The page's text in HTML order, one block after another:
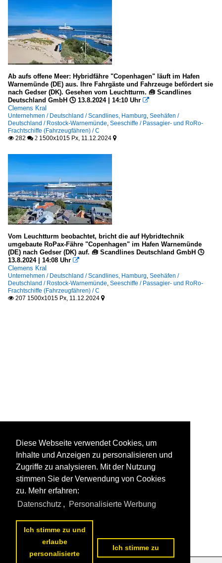
Ab aufs offene Meer: Hybridfähre "Copenhagen" läuft im Hafen
Warnemünde (DE) aus. Ihre Fahrgäste und Fahrzeuge befördert sie
nach Gedser (DK). Gesehen vom Leuchtturm. 🧰 Scandlines
Deutschland GmbH 🕓 13.8.2024 | 14:10 Uhr 
Clemens Kral
Unternehmen / Deutschland / Scandlines, Hamburg, Seehäfen /
Deutschland / Rostock-Warnemünde, Seeschiffe / Passagier- und RoRo-
Frachtschiffe (Fahrzeugfähren) / C
 282  2 1500x1015 Px, 11.12.2024 
Vom Leuchtturm beobachtet, bricht die auf Hybridtechnik
umgebaute RoPax-Fähre "Copenhagen" im Hafen Warnemünde
(DE) nach Gedser (DK) auf. 🧰 Scandlines Deutschland GmbH 🕓
13.8.2024 | 14:08 Uhr 
Clemens Kral
Unternehmen / Deutschland / Scandlines, Hamburg, Seehäfen /
Deutschland / Rostock-Warnemünde, Seeschiffe / Passagier- und RoRo-
Frachtschiffe (Fahrzeugfähren) / C
 207 1500x1015 Px, 11.12.2024 
Diese Webseite verwendet Cookies, um
Inhalte und Anzeigen zu personalisieren und
Zugriffe zu analysieren. Mit der Nutzung
stimmen Sie der Verwendung von Cookies
zu. Mehr erfahren:
Datenschutz , Personalisierte Werbung
Ich stimme zu und
erlaube
personalisierte
Ich stimme zu